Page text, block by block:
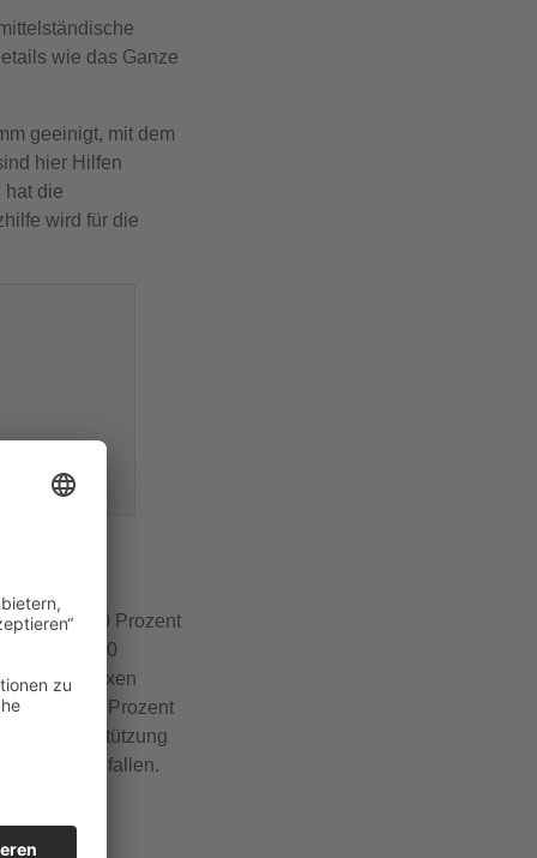
wie das Ganze
geeinigt, mit dem
hier Hilfen
hat die
wird für die
60 Prozent
50
der fixen
von 50 Prozent
die Unterstützung
höher ausfallen.